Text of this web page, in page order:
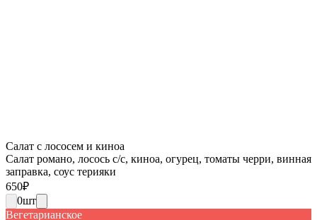
Салат с лососем и киноа
Салат романо, лосось с/с, киноа, огурец, томаты черри, винная
заправка, соус терияки
650₽
0шт
Вегетарианское